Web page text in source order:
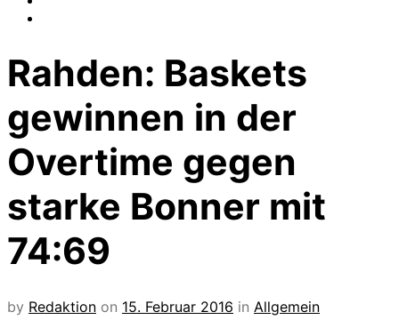
Rahden: Baskets
gewinnen in der
Overtime gegen
starke Bonner mit
74:69
by Redaktion on 15. Februar 2016 in Allgemein